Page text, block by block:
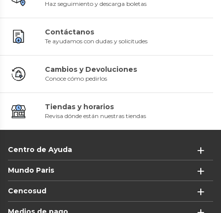
Haz seguimiento y descarga boletas
Contáctanos
Te ayudamos con dudas y solicitudes
Cambios y Devoluciones
Conoce cómo pedirlos
Tiendas y horarios
Revisa dónde están nuestras tiendas
Centro de Ayuda
Mundo Paris
Cencosud